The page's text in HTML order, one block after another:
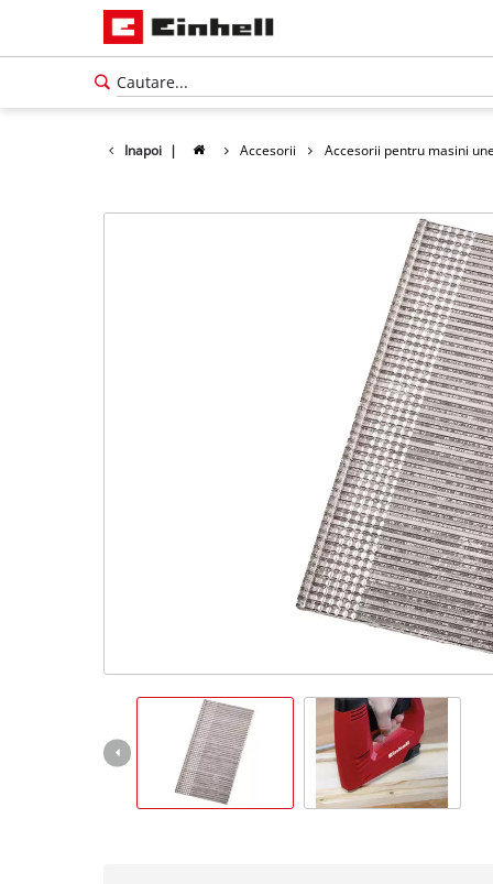
Inapoi | Accesorii Accesorii pentru masini